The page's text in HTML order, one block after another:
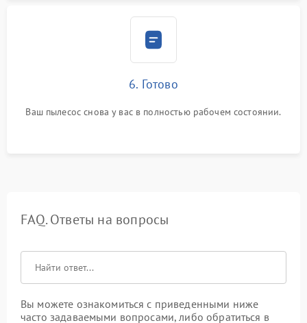
6. Готово
Ваш пылесос снова у вас в полностью рабочем состоянии.
FAQ. Ответы на вопросы
Вы можете ознакомиться с приведенными ниже
часто задаваемыми вопросами, либо обратиться в